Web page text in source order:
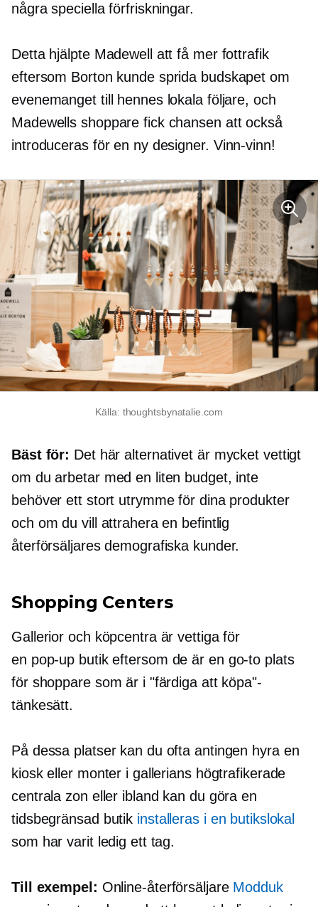
några speciella förfriskningar.
Detta hjälpte Madewell att få mer fottrafik
eftersom Borton kunde sprida budskapet om
evenemanget till hennes lokala följare, och
Madewells shoppare fick chansen att också
introduceras för en ny designer. Vinn-vinn!
Källa: thoughtsbynatalie.com
Bäst för: Det här alternativet är mycket vettigt
om du arbetar med en liten budget, inte
behöver ett stort utrymme för dina produkter
och om du vill attrahera en befintlig
återförsäljares demografiska kunder.
Shopping Centers
Gallerior och köpcentra är vettiga för
en pop-up butik eftersom de är en go-to plats
för shoppare som är i "färdiga att köpa"-
tänkesätt.
På dessa platser kan du ofta antingen hyra en
kiosk eller monter i gallerians högtrafikerade
centrala zon eller ibland kan du göra en
tidsbegränsad butik installeras i en butikslokal
som har varit ledig ett tag.
Till exempel: Online-återförsäljare Modduk